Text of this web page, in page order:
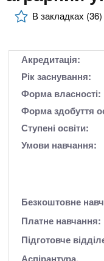
n
t
s
o
В закладках (36)
Акредитація:
Рік заснування:
Форма власності:
Форма здобуття
Ступені освіти:
Умови навчання:
Безкоштовне
Платне навчання:
Підготовче